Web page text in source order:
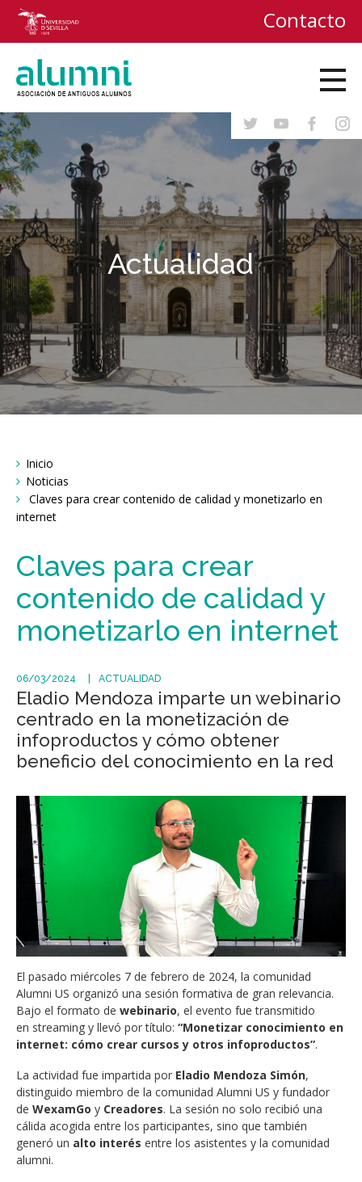
Contacto
Actualidad
Breadcrumbs
You
are
here:
Inicio
Noticias
Claves para crear contenido de calidad y monetizarlo en
internet
Claves para crear
contenido de calidad y
monetizarlo en internet
06/03/2024 ACTUALIDAD
Eladio Mendoza imparte un webinario
centrado en la monetización de
infoproductos y cómo obtener
beneficio del conocimiento en la red
El pasado miércoles 7 de febrero de 2024, la comunidad
Alumni US organizó una sesión formativa de gran relevancia.
Bajo el formato de webinario, el evento fue transmitido
en streaming y llevó por título: “Monetizar conocimiento en
internet: cómo crear cursos y otros infoproductos”.
La actividad fue impartida por Eladio Mendoza Simón,
distinguido miembro de la comunidad Alumni US y fundador
de WexamGo y Creadores. La sesión no solo recibió una
cálida acogida entre los participantes, sino que también
generó un alto interés entre los asistentes y la comunidad
alumni.